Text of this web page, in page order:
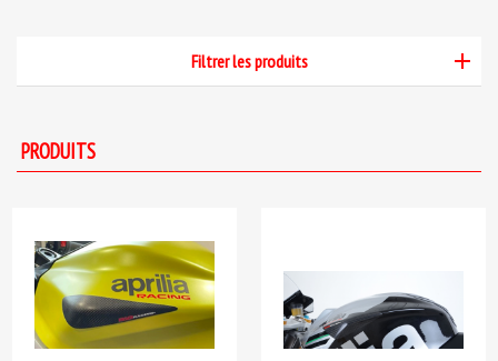
Filtrer les produits
PRODUITS